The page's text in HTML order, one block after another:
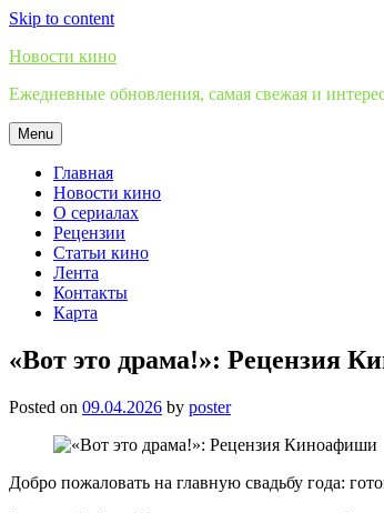
Skip to content
Новости кино
Ежедневные обновления, самая свежая и
Menu
Главная
Новости кино
О сериалах
Рецензии
Статьи кино
Лента
Контакты
Карта
«Вот это драма!»: Рецензия
Posted on 09.04.2026 by poster
Добро пожаловать на главную свадьбу года: